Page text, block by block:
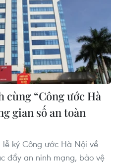
cùng “Công ước Hà
gian số an toàn
ký Công ước Hà Nội về
đẩy an ninh mạng, bảo vệ